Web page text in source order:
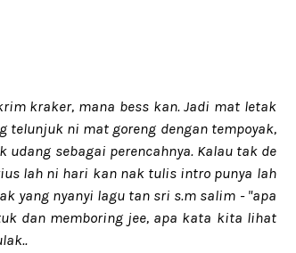
kraker, mana bess kan. Jadi mat letak
telunjuk ni mat goreng dengan tempoyak,
sebagai perencahnya. Kalau tak de
lah ni hari kan nak tulis intro punya lah
yang nyanyi lagu tan sri s.m salim - "apa
dan memboring jee, apa kata kita lihat